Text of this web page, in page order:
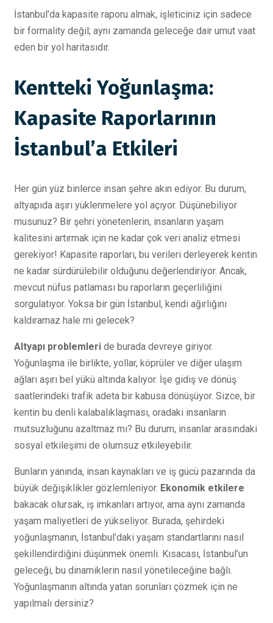
İstanbul’da kapasite raporu almak, işleticiniz için sadece
bir formality değil; aynı zamanda geleceğe dair umut vaat
eden bir yol haritasıdır.
Kentteki Yoğunlaşma:
Kapasite Raporlarının
İstanbul’a Etkileri
Her gün yüz binlerce insan şehre akın ediyor. Bu durum,
altyapıda aşırı yüklenmelere yol açıyor. Düşünebiliyor
musunuz? Bir şehri yönetenlerin, insanların yaşam
kalitesini artırmak için ne kadar çok veri analiz etmesi
gerekiyor! Kapasite raporları, bu verileri derleyerek kentin
ne kadar sürdürülebilir olduğunu değerlendiriyor. Ancak,
mevcut nüfus patlaması bu raporların geçerliliğini
sorgulatıyor. Yoksa bir gün İstanbul, kendi ağırlığını
kaldıramaz hale mi gelecek?
Altyapı problemleri de burada devreye giriyor.
Yoğunlaşma ile birlikte, yollar, köprüler ve diğer ulaşım
ağları aşırı bel yükü altında kalıyor. İşe gidiş ve dönüş
saatlerindeki trafik adeta bir kabusa dönüşüyor. Sizce, bir
kentin bu denli kalabalıklaşması, oradaki insanların
mutsuzluğunu azaltmaz mı? Bu durum, insanlar arasındaki
sosyal etkileşimi de olumsuz etkileyebilir.
Bunların yanında, insan kaynakları ve iş gücü pazarında da
büyük değişiklikler gözlemleniyor. Ekonomik etkilere
bakacak olursak, iş imkanları artıyor, ama aynı zamanda
yaşam maliyetleri de yükseliyor. Burada, şehirdeki
yoğunlaşmanın, İstanbul’daki yaşam standartlarını nasıl
şekillendirdiğini düşünmek önemli. Kısacası, İstanbul’un
geleceği, bu dinamiklerin nasıl yönetileceğine bağlı.
Yoğunlaşmanın altında yatan sorunları çözmek için ne
yapılmalı dersiniz?